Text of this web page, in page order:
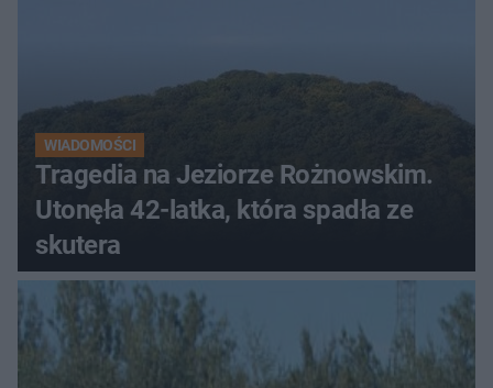
WIADOMOŚCI
Tragedia na Jeziorze Rożnowskim.
Utonęła 42-latka, która spadła ze
skutera